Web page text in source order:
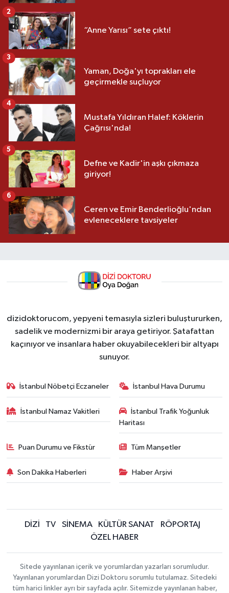
“Anne Yarısı” sete çıktı!
2
Yaman, Doğa'yı toprakları ele
geçirmekle suçluyor
3
Mustafa Yıldıran Halef: Köklerin
Çağrısı'nda!
4
Defne ve Kadir'in aşkı çıkmaza
giriyor!
5
Ceren ve Emir Benderlioğlu'ndan
evleneceklere tavsiyeler
6
dizidoktorucom, yepyeni temasıyla sizleri buluştururken,
sadelik ve modernizmi bir araya getiriyor. Şatafattan
kaçınıyor ve insanlara haber okuyabilecekleri bir altyapı
sunuyor.
İstanbul Nöbetçi Eczaneler İstanbul Hava Durumu
İstanbul Namaz Vakitleri
İstanbul Trafik Yoğunluk
Haritası
Puan Durumu ve Fikstür Tüm Manşetler
Son Dakika Haberleri Haber Arşivi
DİZİ TV SİNEMA KÜLTÜR SANAT
RÖPORTAJ
ÖZEL HABER
Sitede yayınlanan içerik ve yorumlardan yazarları sorumludur.
Yayınlanan yorumlardan Dizi Doktoru sorumlu tutulamaz. Sitedeki
tüm harici linkler ayrı bir sayfada açılır. Sitemizde yayınlanan haber,